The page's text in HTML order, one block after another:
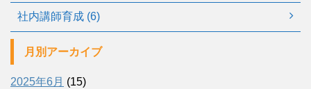
社内講師育成 (6)
月別アーカイブ
2025年6月 (15)